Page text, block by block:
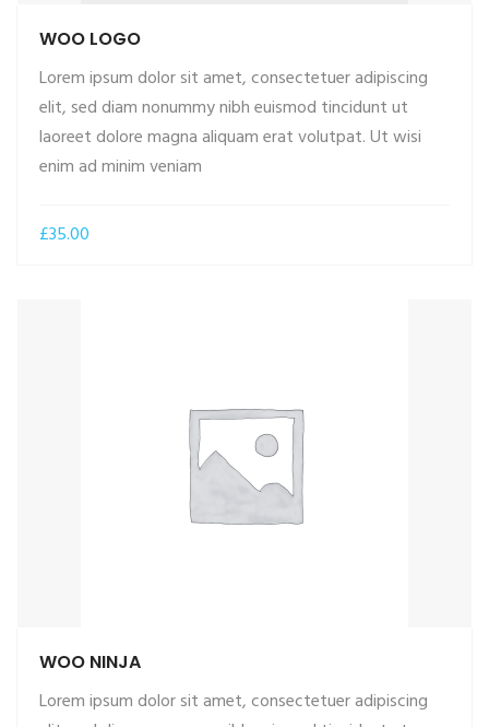
WOO LOGO
Lorem ipsum dolor sit amet, consectetuer adipiscing
elit, sed diam nonummy nibh euismod tincidunt ut
laoreet dolore magna aliquam erat volutpat. Ut wisi
enim ad minim veniam
£35.00
ADD TO CART
WOO NINJA
Lorem ipsum dolor sit amet, consectetuer adipiscing